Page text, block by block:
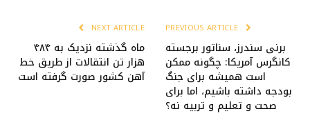
برنی سندرز، سناتور برجسته
کانگرس آمریکا: چگونه ممکن
است همیشه برای جنگ
بودجه داشته باشیم، اما برای
صحت و تعلیم و تربیه نه؟
NEXT ARTICLE
ماه گذشته نزدیک به ۴۸۴
هزار تن انتقالات از طریق خط
آهن کشور صورت گرفته است